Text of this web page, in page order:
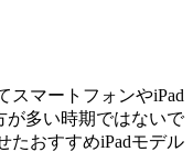
スマートフォンやiPad
が多い時期ではないで
たおすすめiPadモデル